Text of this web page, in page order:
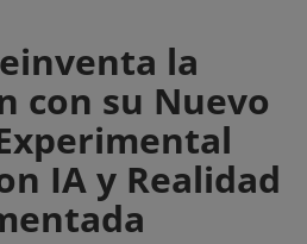
la
con su Nuevo
IA y Realidad